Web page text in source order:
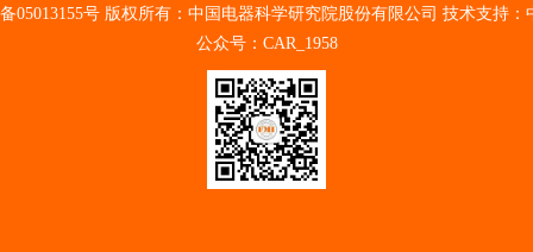
05013155号 版权所有：中国电器科学研究院股份有限公司 技术支持：
公众号：CAR_1958